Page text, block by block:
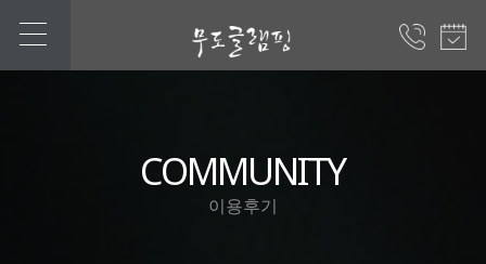
COMMUNITY
이용후기